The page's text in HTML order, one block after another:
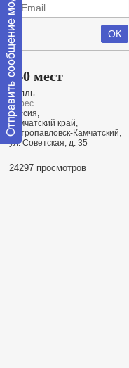
340 мест
Рояль
Адрес
Россия,
Камчатский край,
Петропавловск-Камчатский,
ул. Советская, д. 35
24297 просмотров
Отправить
модератору